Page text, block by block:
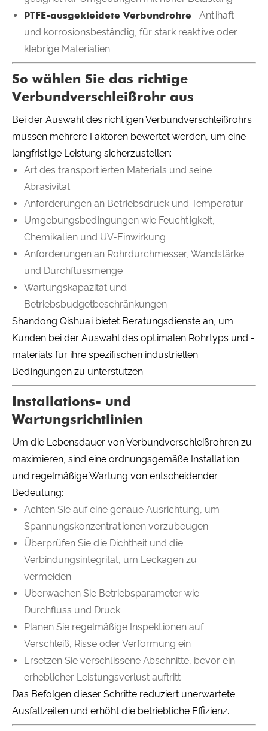
PTFE-ausgekleidete Verbundrohre– Antihaft-
und korrosionsbeständig, für stark reaktive oder
klebrige Materialien
So wählen Sie das richtige
Verbundverschleißrohr aus
Bei der Auswahl des richtigen Verbundverschleißrohrs
müssen mehrere Faktoren bewertet werden, um eine
langfristige Leistung sicherzustellen:
Art des transportierten Materials und seine
Abrasivität
Anforderungen an Betriebsdruck und Temperatur
Umgebungsbedingungen wie Feuchtigkeit,
Chemikalien und UV-Einwirkung
Anforderungen an Rohrdurchmesser, Wandstärke
und Durchflussmenge
Wartungskapazität und
Betriebsbudgetbeschränkungen
Shandong Qishuai bietet Beratungsdienste an, um
Kunden bei der Auswahl des optimalen Rohrtyps und -
materials für ihre spezifischen industriellen
Bedingungen zu unterstützen.
Installations- und
Wartungsrichtlinien
Um die Lebensdauer von Verbundverschleißrohren zu
maximieren, sind eine ordnungsgemäße Installation
und regelmäßige Wartung von entscheidender
Bedeutung:
Achten Sie auf eine genaue Ausrichtung, um
Spannungskonzentrationen vorzubeugen
Überprüfen Sie die Dichtheit und die
Verbindungsintegrität, um Leckagen zu
vermeiden
Überwachen Sie Betriebsparameter wie
Durchfluss und Druck
Planen Sie regelmäßige Inspektionen auf
Verschleiß, Risse oder Verformung ein
Ersetzen Sie verschlissene Abschnitte, bevor ein
erheblicher Leistungsverlust auftritt
Das Befolgen dieser Schritte reduziert unerwartete
Ausfallzeiten und erhöht die betriebliche Effizienz.